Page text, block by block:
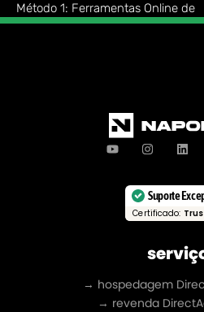
Método 1: Ferramentas Online de
Suporte
Certificado:
→ hospedagem
→ revenda